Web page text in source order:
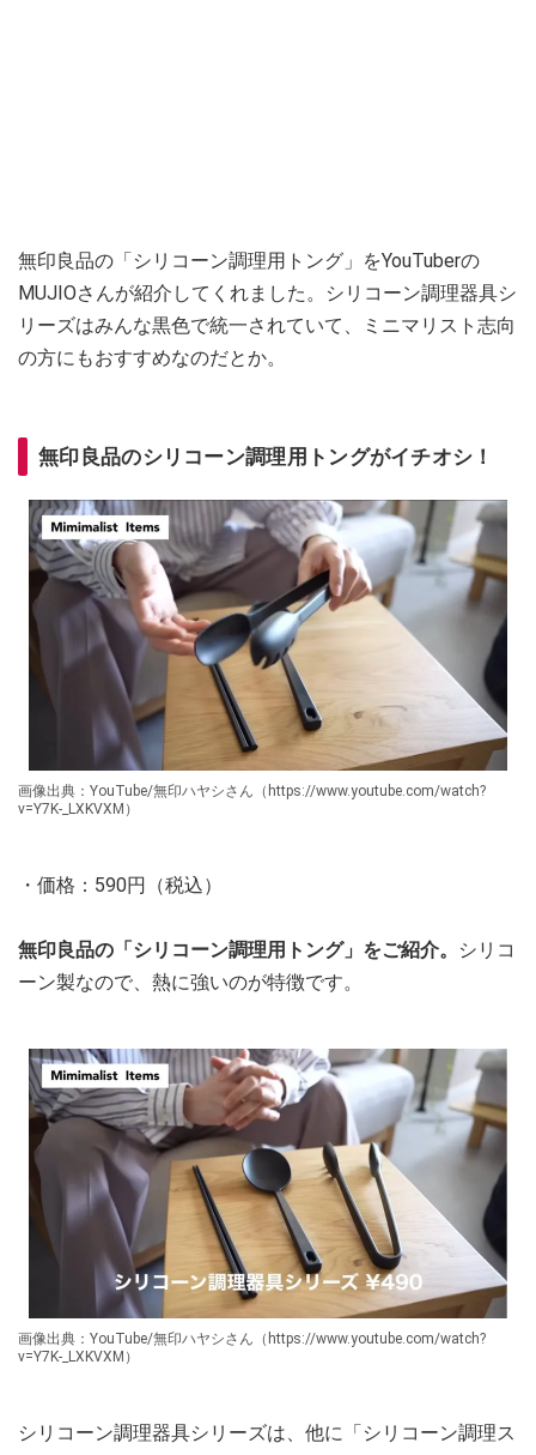
無印良品の「シリコーン調理用トング」をYouTuberの
MUJIOさんが紹介してくれました。シリコーン調理器具シ
リーズはみんな黒色で統一されていて、ミニマリスト志向
の方にもおすすめなのだとか。
無印良品のシリコーン調理用トングがイチオシ！
画像出典：YouTube/無印ハヤシさん（https://www.youtube.com/watch?
v=Y7K-_LXKVXM）
・価格：590円（税込）
無印良品の「シリコーン調理用トング」をご紹介。
シリコ
ーン製なので、熱に強いのが特徴です。
画像出典：YouTube/無印ハヤシさん（https://www.youtube.com/watch?
v=Y7K-_LXKVXM）
シリコーン調理器具シリーズは、他に「シリコーン調理ス